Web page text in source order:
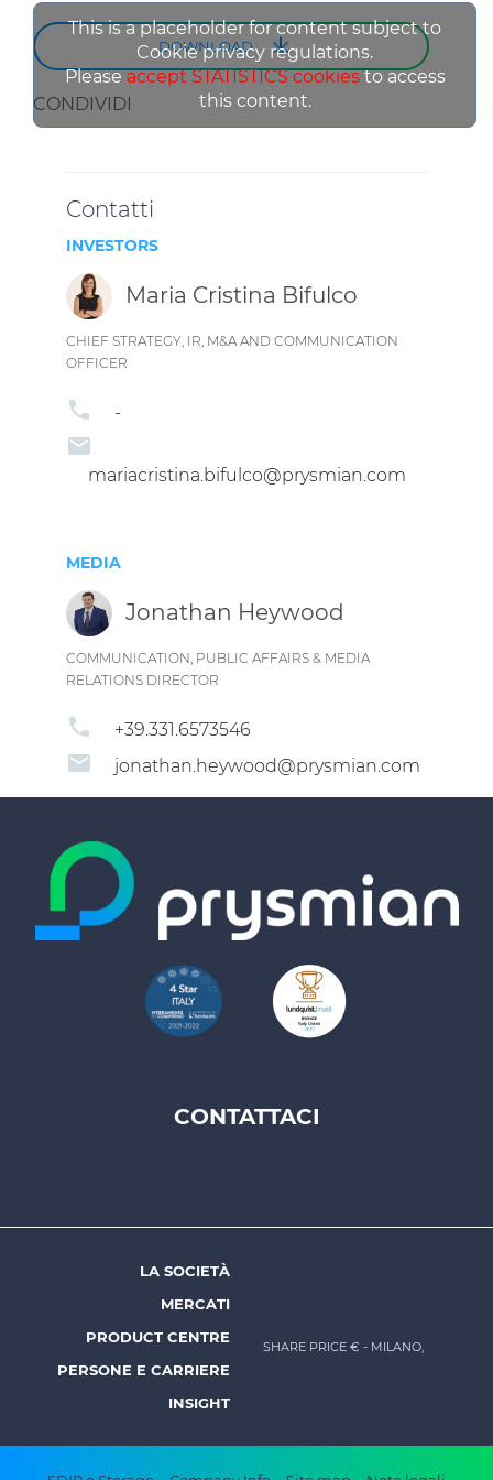
DOWNLOAD
CONDIVIDI
This is a placeholder for content subject to
Cookie privacy regulations.
Pleaseaccept STATISTICS cookiesto access
this content.
Contatti
INVESTORS
Maria Cristina Bifulco
CHIEF STRATEGY, IR, M&A AND COMMUNICATION
OFFICER
phone -
email
mariacristina.bifulco@prysmian.com
MEDIA
Jonathan Heywood
COMMUNICATION, PUBLIC AFFAIRS & MEDIA
RELATIONS DIRECTOR
phone +39.331.6573546
email jonathan.heywood@prysmian.com
Prysmian
CONTATTACI
Footer
menu
-
Prysmian
LA SOCIETÀ
MERCATI
PRODUCT CENTRE
PERSONE E CARRIERE
INSIGHT
SHARE PRICE € - MILANO,